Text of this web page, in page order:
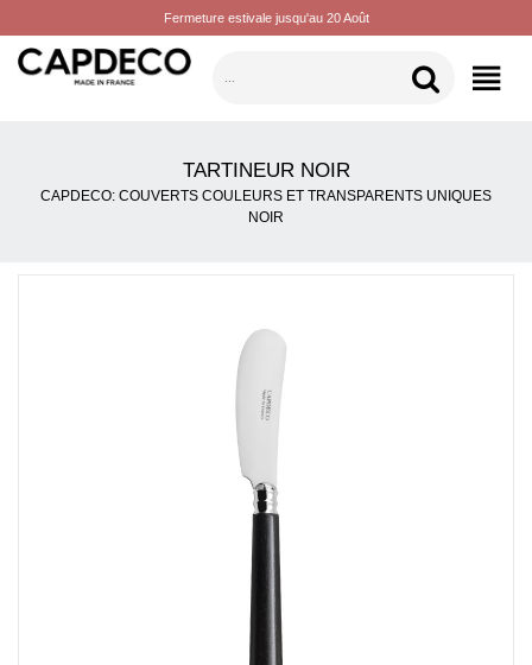
Fermeture estivale jusqu'au 20 Août
CATÉGORIES
TARTINEUR NOIR
CAPDECO: COUVERTS COULEURS ET TRANSPARENTS UNIQUES
NOIR